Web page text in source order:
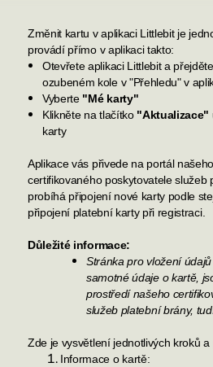
Změnit kartu v aplikaci Littlebit je
provádí přímo v aplikaci takto:
Otevřete aplikaci Littlebit a
ozubeném kole v "Přehledu" v
Vyberte "Mé karty"
Klikněte na tlačítko "Aktualizace"
karty
Aplikace vás přivede na portál
certifikovaného poskytovatele služeb
probíhá připojení nové karty podle
připojení platební karty při registraci.
Důležité informace:
Stránka pro vložení
samotné údaje o kartě,
prostředí našeho
služeb platební brány,
Zde je vysvětlení jednotlivých kroků a
Informace o kartě: